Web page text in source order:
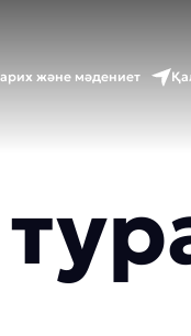
және мәдениет